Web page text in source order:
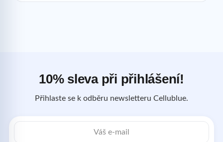
10% sleva při přihlášení!
Přihlaste se k odběru newsletteru Cellublue.
E-
mailová